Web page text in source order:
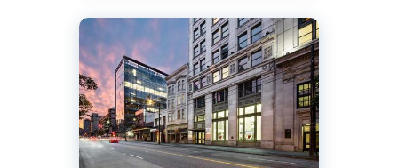
Английский
Ванкувер, Канада
Частный